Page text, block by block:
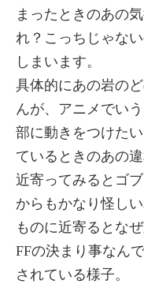
まったときのあの
れ？こっちじゃな
しまいます。
具体的にあの岩の
んが、アニメでい
部に動きをつけた
ているときのあの
近寄ってみるとゴ
からもかなり怪し
ものに近寄るとな
FFの決まり事なん
されている様子。